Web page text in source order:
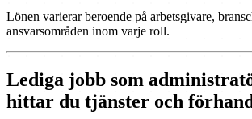
Lönen varierar beroende på arbetsgivare,
ansvarsområden inom varje roll.
Lediga jobb som
hittar du tjänster och